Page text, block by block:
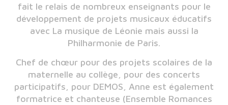
fait le relais de nombreux enseignants pour le
développement de projets musicaux éducatifs
avec La musique de Léonie mais aussi la
Philharmonie de Paris.
Chef de chœur pour des projets scolaires de la
maternelle au collège, pour des concerts
participatifs, pour DEMOS, Anne est également
formatrice et chanteuse (Ensemble Romances